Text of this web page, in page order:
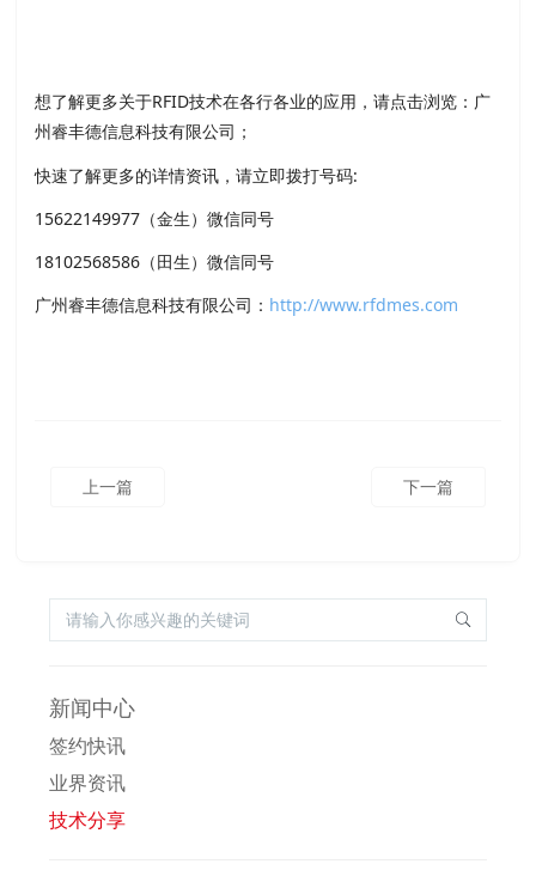
想了解更多关于RFID技术在各行各业的应用，请点击浏览：广
州睿丰德信息科技有限公司；
快速了解更多的详情资讯，请立即拨打号码:
15622149977（金生）微信同号
18102568586（田生）微信同号
广州睿丰德信息科技有限公司： http://www.rfdmes.com
上一篇 下一篇
新闻中心
签约快讯
业界资讯
技术分享